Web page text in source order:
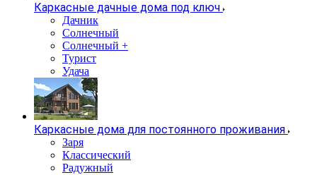
Каркасные дачные дома под ключ
Дачник
Солнечный
Солнечный +
Турист
Удача
Каркасные дома для постоянного проживания
Заря
Классический
Радужный